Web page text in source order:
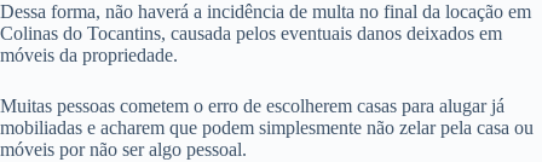
Dessa forma, não haverá a incidência de multa no final da locação em
Colinas do Tocantins, causada pelos eventuais danos deixados em
móveis da propriedade.
Muitas pessoas cometem o erro de escolherem casas para alugar já
mobiliadas e acharem que podem simplesmente não zelar pela casa ou
móveis por não ser algo pessoal.